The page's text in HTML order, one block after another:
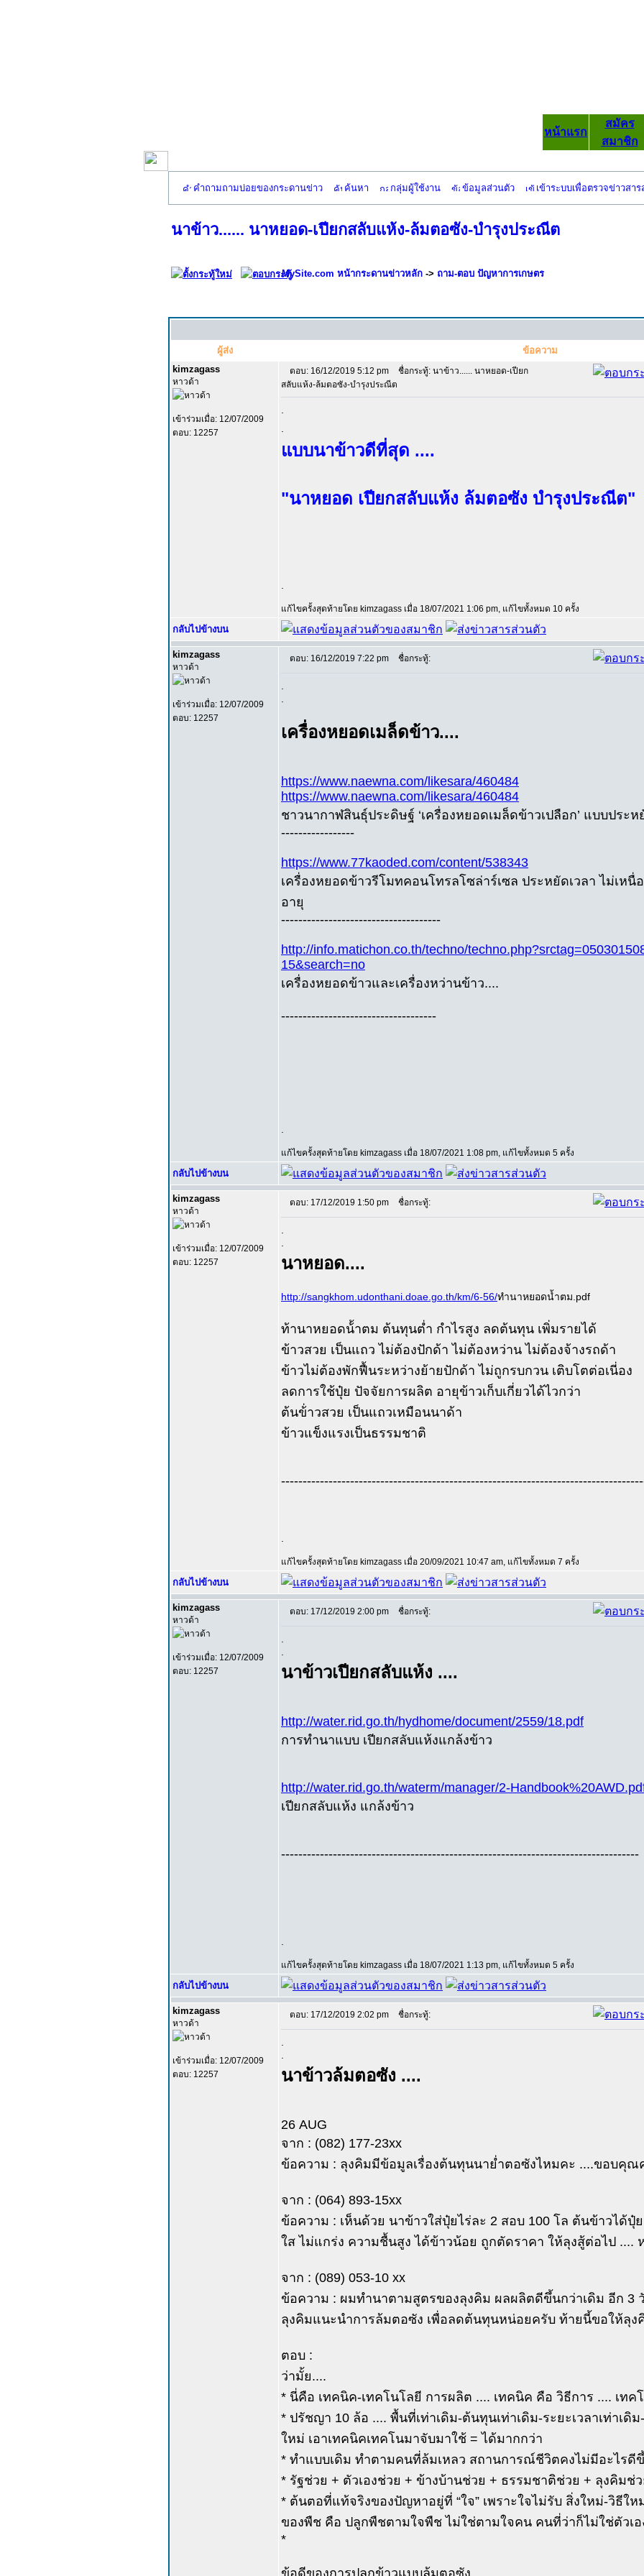
หน้าแรก
สมัคร
สมาชิก
คำถามถามบ่อยของกระดานข่าว ค้นหา กลุ่มผู้ใช้งาน ข้อมูลส่วนตัว เข้าระบบเพื่อตรวจข่าวสา
นาข้าว...... นาหยอด-เปียกสลับแห้ง-ล้มตอซัง-บำรุงประณีต
MySite.com หน้ากระดานข่าวหลัก -> ถาม-ตอบ ปัญหาการเกษตร
ผู้ส่ง
ข้อความ
kimzagass
หาวด้า
เข้าร่วมเมื่อ: 12/07/2009
ตอบ: 12257
ตอบ: 16/12/2019 5:12 pm
ชื่อกระทู้: นาข้าว...... นาหยอด-เปียก
สลับแห้ง-ล้มตอซัง-บำรุงประณีต
แบบนาข้าวดีที่สุด ....
"นาหยอด เปียกสลับแห้ง ล้มตอซัง บำรุงประณีต"
แก้ไขครั้งสุดท้ายโดย kimzagass เมื่อ 18/07/2021 1:06 pm, แก้ไขทั้งหมด 10 ครั้ง
กลับไปข้างบน
kimzagass
หาวด้า
เข้าร่วมเมื่อ: 12/07/2009
ตอบ: 12257
ตอบ: 16/12/2019 7:22 pm ชื่อกระทู้:
เครื่องหยอดเมล็ดข้าว....
https://www.naewna.com/likesara/460484
https://www.naewna.com/likesara/460484
ชาวนากาฬสินธุ์ประดิษฐ์ ‘เครื่องหยอดเมล็ดข้าวเปลือก’ แบบประห
-----------------
https://www.77kaoded.com/content/538343
เครื่องหยอดข้าวรีโมทคอนโทรลโซล่าร์เซล ประหยัดเวลา ไม่เหนื่
อายุ
-------------------------------------
http://info.matichon.co.th/techno/
15&search=no
เครื่องหยอดข้าวและเครื่องหว่านข้าว....
------------------------------------
แก้ไขครั้งสุดท้ายโดย kimzagass เมื่อ 18/07/2021 1:08 pm, แก้ไขทั้งหมด 5 ครั้ง
กลับไปข้างบน
kimzagass
หาวด้า
เข้าร่วมเมื่อ: 12/07/2009
ตอบ: 12257
ตอบ: 17/12/2019 1:50 pm ชื่อกระทู้:
นาหยอด....
http://sangkhom.udonthani.doae.go.th/km/6-56/ทำนาหยอดน้ำตม.pdf
ท้านาหยอดน้้าตม ต้นทุนต่ำ กำไรสูง ลดต้นทุน เพิ่มรายได้
ข้าวสวย เป็นแถว ไม่ต้องปักด้า ไม่ต้องหว่าน ไม่ต้องจ้างรถด้า
ข้าวไม่ต้องพักฟื้นระหว่างย้ายปักด้า ไม่ถูกรบกวน เติบโตต่อเนี่อง
ลดการใช้ปุ๋ย ปัจจัยการผลิต อายุข้าวเก็บเกี่ยวได้ไวกว่า
ต้นข้่าวสวย เป็นแถวเหมือนนาด้า
ข้าวแข็งแรงเป็นธรรมชาติ
แก้ไขครั้งสุดท้ายโดย kimzagass เมื่อ 20/09/2021 10:47 am, แก้ไขทั้งหมด 7 ครั้ง
กลับไปข้างบน
kimzagass
หาวด้า
เข้าร่วมเมื่อ: 12/07/2009
ตอบ: 12257
ตอบ: 17/12/2019 2:00 pm ชื่อกระทู้:
นาข้าวเปียกสลับแห้ง ....
http://water.rid.go.th/hydhome/document/2559/18.pdf
การทํานาแบบ เปียกสลับแห้งแกล้งข้าว
http://water.rid.go.th/waterm/manager/2-
เปียกสลับแห้ง แกล้งข้าว
-----------------------------------------------------------------------------------
แก้ไขครั้งสุดท้ายโดย kimzagass เมื่อ 18/07/2021 1:13 pm, แก้ไขทั้งหมด 5 ครั้ง
กลับไปข้างบน
kimzagass
หาวด้า
เข้าร่วมเมื่อ: 12/07/2009
ตอบ: 12257
ตอบ: 17/12/2019 2:02 pm ชื่อกระทู้:
นาข้าวล้มตอซัง ....
26 AUG
จาก : (082) 177-23xx
ข้อความ : ลุงคิมมีข้อมูลเรื่องต้นทุนนาย่ำตอซังไหมคะ ....ขอบคุณ
จาก : (064) 893-15xx
ข้อความ : เห็นด้วย นาข้าวใส่ปุ๋ยไร่ละ 2 สอบ 100 โล ต้นข้าวได้ปุ๋
ใส ไม่แกร่ง ความชื้นสูง ได้ข้าวน้อย ถูกตัดราคา ให้ลุงสู้ต่อไป ....
จาก : (089) 053-10 xx
ข้อความ : ผมทำนาตามสูตรของลุงคิม ผลผลิตดีขึ้นกว่าเดิม อีก 3
ลุงคิมแนะนำการล้มตอซัง เพื่อลดต้นทุนหน่อยครับ ท้ายนี้ขอให้ลุง
ตอบ :
ว่ามั้ย....
* นี่คือ เทคนิค-เทคโนโลยี การผลิต .... เทคนิค คือ วิธีการ .... เท
* ปรัชญา 10 ล้อ .... พื้นที่เท่าเดิม-ต้นทุนเท่าเดิม-ระยะเวลาเท่าเดิ
ใหม่ เอาเทคนิคเทคโนมาจับมาใช้ = ได้มากกว่า
* ทำแบบเดิม ทำตามคนที่ล้มเหลว สถานการณ์ชีวิตคงไม่มีอะไรดี
* รัฐช่วย + ตัวเองช่วย + ข้างบ้านช่วย + ธรรมชาติช่วย + ลุงคิมช่ว
* ต้นตอที่แท้จริงของปัญหาอยู่ที่ “ใจ” เพราะใจไม่รับ สิ่งใหม่-วิธีใ
ของพืช คือ ปลูกพืชตามใจพืช ไม่ใช่ตามใจคน คนที่ว่าก็ไม่ใช่ตัวเ
*
ข้อดีของการปลูกข้าวแบบล้มตอซัง